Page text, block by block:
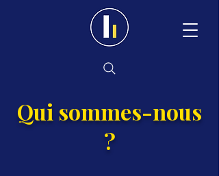
Qui sommes-nous
?